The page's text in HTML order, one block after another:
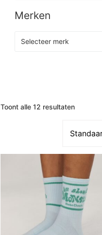
Merken
Selecteer merk
Toont alle 12 resultaten